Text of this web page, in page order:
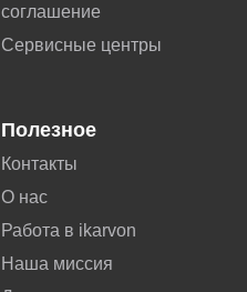
соглашение
Сервисные центры
Полезное
Контакты
О нас
Работа в ikarvon
Наша миссия